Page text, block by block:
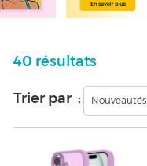
40 résultats
Trier par : Nouveautés